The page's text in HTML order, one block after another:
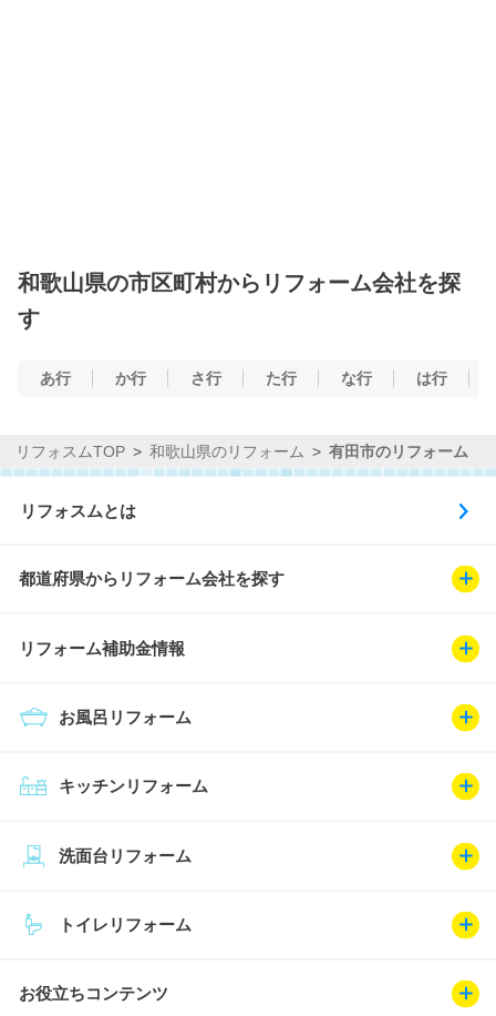
和歌山県の市区町村からリフォーム会社を探
す
あ行 か行 さ行 た行 な行 は行
リフォスムTOP 和歌山県のリフォーム 有田市のリフォーム
リフォスムとは
都道府県からリフォーム会社を探す
リフォーム補助金情報
キッチンリフォーム
お風呂リフォーム
トイレリフォーム
洗面台リフォーム
お役立ちコンテンツ